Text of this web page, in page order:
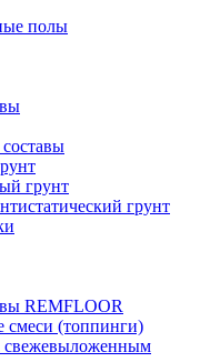
полы
грунт
грунт
REMFLOOR
(топпинги)
свежевыложенным